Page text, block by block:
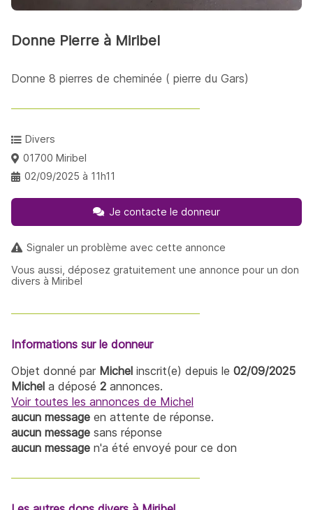
Donne Pierre à Miribel
Donne 8 pierres de cheminée ( pierre du Gars)
Divers
01700 Miribel
02/09/2025 à 11h11
Je contacte le donneur
Signaler un problème avec cette annonce
Vous aussi, déposez gratuitement une annonce pour un don
divers à Miribel
Informations sur le donneur
Objet donné par Michel inscrit(e) depuis le 02/09/2025
Michel a déposé 2 annonces.
Voir toutes les annonces de Michel
aucun message en attente de réponse.
aucun message sans réponse
aucun message n'a été envoyé pour ce don